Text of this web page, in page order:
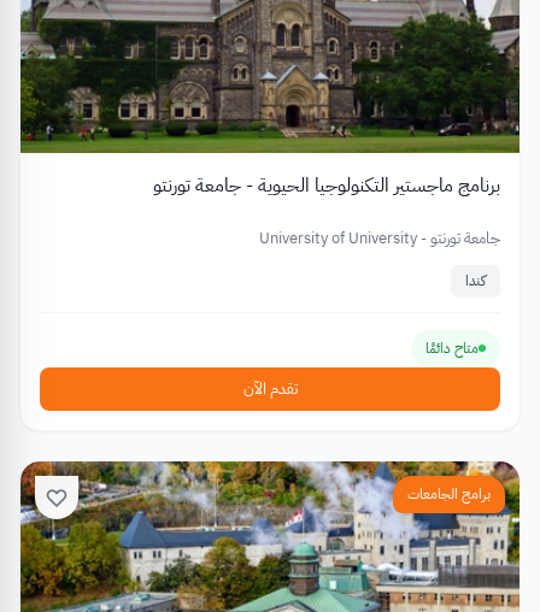
برنامج ماجستير التكنولوجيا الحيوية - جامعة تورنتو
جامعة تورنتو - University of University
كندا
متاح دائمًا
تقدم الآن
برامج الجامعات